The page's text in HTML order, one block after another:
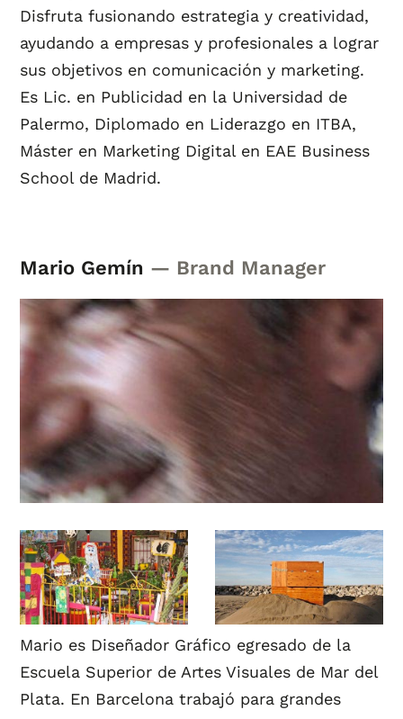
Disfruta fusionando estrategia y creatividad,
ayudando a empresas y profesionales a lograr
sus objetivos en comunicación y marketing.
Es Lic. en Publicidad en la Universidad de
Palermo, Diplomado en Liderazgo en ITBA,
Máster en Marketing Digital en EAE Business
School de Madrid.
Mario Gemín — Brand Manager
Mario es Diseñador Gráfico egresado de la
Escuela Superior de Artes Visuales de Mar del
Plata. En Barcelona trabajó para grandes